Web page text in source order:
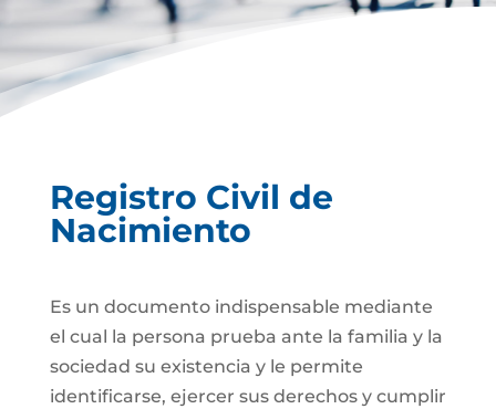
Registro Civil de
Nacimiento
Es un documento indispensable mediante
el cual la persona prueba ante la familia y la
sociedad su existencia y le permite
identificarse, ejercer sus derechos y cumplir